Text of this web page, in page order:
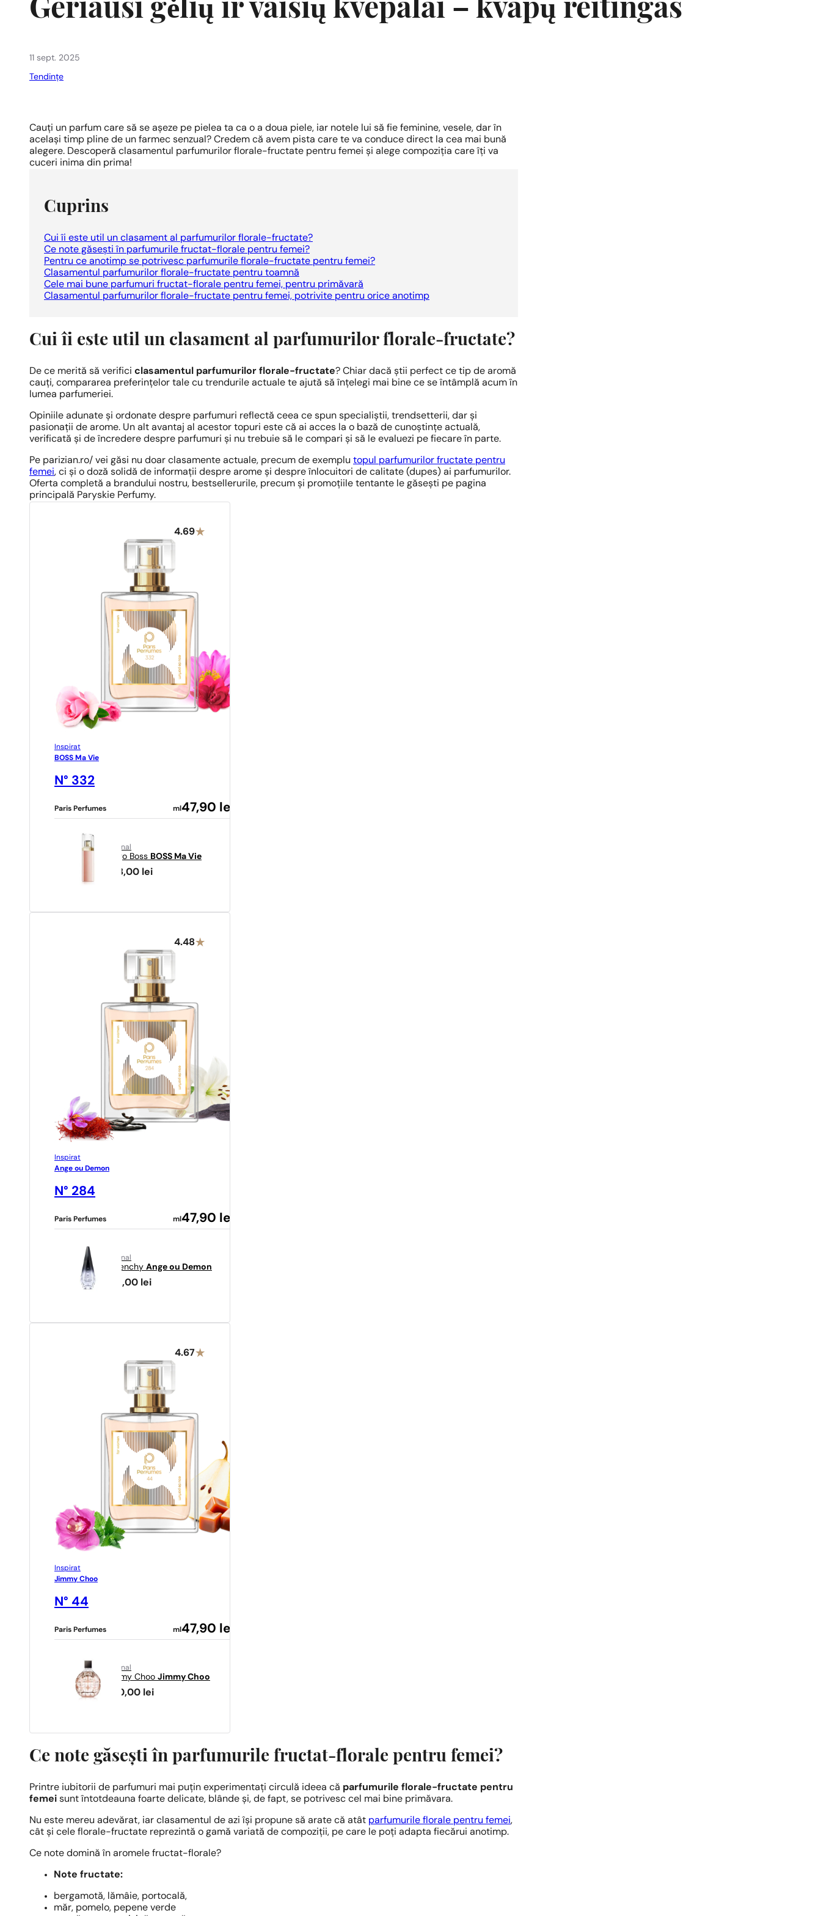
Geriausi gėlių ir vaisių kvepalai – kvapų reitingas
11 sept. 2025
Tendințe
Cauți un parfum care să se așeze pe pielea ta ca o a doua piele, iar notele lui să fie feminine, vesele, dar în
același timp pline de un farmec senzual? Credem că avem pista care te va conduce direct la cea mai bună
alegere. Descoperă clasamentul parfumurilor florale-fructate pentru femei și alege compoziția care îți va
cuceri inima din prima!
Cuprins
Cui îi este util un clasament al parfumurilor florale-fructate?
Ce note găsești în parfumurile fructat-florale pentru femei?
Pentru ce anotimp se potrivesc parfumurile florale-fructate pentru femei?
Clasamentul parfumurilor florale-fructate pentru toamnă
Cele mai bune parfumuri fructat-florale pentru femei, pentru primăvară
Clasamentul parfumurilor florale-fructate pentru femei, potrivite pentru orice anotimp
Cui îi este util un clasament al parfumurilor florale-fructate?
De ce merită să verifici clasamentul parfumurilor florale-fructate? Chiar dacă știi perfect ce tip de aromă
cauți, compararea preferințelor tale cu trendurile actuale te ajută să înțelegi mai bine ce se întâmplă acum în
lumea parfumeriei.
Opiniile adunate și ordonate despre parfumuri reflectă ceea ce spun specialiștii, trendsetterii, dar și
pasionații de arome. Un alt avantaj al acestor topuri este că ai acces la o bază de cunoștințe actuală,
verificată și de încredere despre parfumuri și nu trebuie să le compari și să le evaluezi pe fiecare în parte.
Pe parizian.ro/ vei găsi nu doar clasamente actuale, precum de exemplu topul parfumurilor fructate pentru
femei, ci și o doză solidă de informații despre arome și despre înlocuitori de calitate (dupes) ai parfumurilor.
Oferta completă a brandului nostru, bestsellerurile, precum și promoțiile tentante le găsești pe pagina
principală Paryskie Perfumy.
4.69
Inspirat
BOSS Ma Vie
N° 332
Paris Perfumes ml 47,90 lei
original
Hugo Boss BOSS Ma Vie
228,00 lei
4.48
Inspirat
Ange ou Demon
N° 284
Paris Perfumes ml 47,90 lei
original
Givenchy Ange ou Demon
361,00 lei
4.67
Inspirat
Jimmy Choo
N° 44
Paris Perfumes ml 47,90 lei
original
Jimmy Choo Jimmy Choo
260,00 lei
Ce note găsești în parfumurile fructat-florale pentru femei?
Printre iubitorii de parfumuri mai puțin experimentați circulă ideea că parfumurile florale-fructate pentru
femei sunt întotdeauna foarte delicate, blânde și, de fapt, se potrivesc cel mai bine primăvara.
Nu este mereu adevărat, iar clasamentul de azi își propune să arate că atât parfumurile florale pentru femei,
cât și cele florale-fructate reprezintă o gamă variată de compoziții, pe care le poți adapta fiecărui anotimp.
Ce note domină în aromele fructat-florale?
Note fructate:
bergamotă, lămâie, portocală,
măr, pomelo, pepene verde